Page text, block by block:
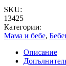
SKU:
13425
Категории:
Мама и бебе,
Описание